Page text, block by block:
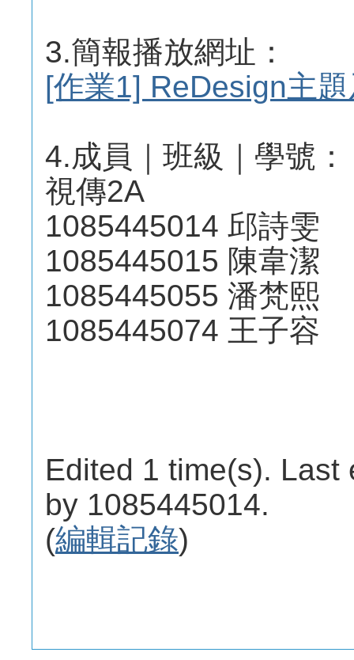
3.簡報播放網址：
[作業1] ReDesign主
4.成員｜班級｜學號：
視傳2A
1085445014 邱詩雯
1085445015 陳韋潔
1085445055 潘梵熙
1085445074 王子容
Edited 1 time(s). Last
by 1085445014.
(編輯記錄)